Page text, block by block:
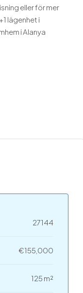
eller för mer
lägenhet i
i Alanya
27144
€155,000
125 m²